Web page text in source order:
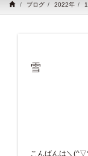
ブログ 2022年
雪
こんばんは＼